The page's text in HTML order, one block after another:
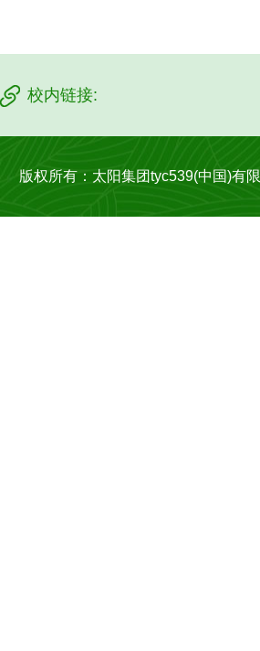
校内链接:
版权所有：太阳集团tyc539(中国)